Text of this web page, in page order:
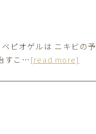
ピオゲルは ニキビの
すこ… [read more]